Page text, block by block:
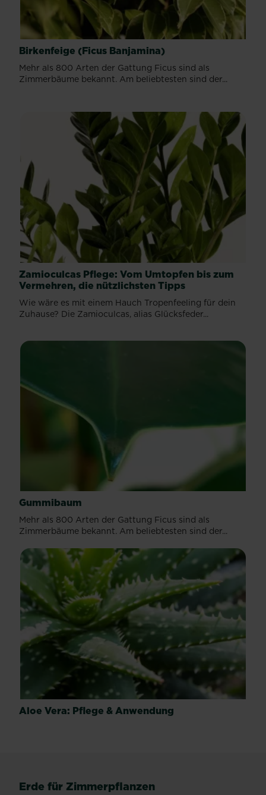
Birkenfeige (Ficus Banjamina)
Mehr als 800 Arten der Gattung Ficus sind als
Zimmerbäume bekannt. Am beliebtesten sind der...
Zamioculcas Pﬂege: Vom Umtopfen bis zum
Vermehren, die nützlichsten Tipps
Wie wäre es mit einem Hauch Tropenfeeling für dein
Zuhause? Die Zamioculcas, alias Glücksfeder...
Gummibaum
Mehr als 800 Arten der Gattung Ficus sind als
Zimmerbäume bekannt. Am beliebtesten sind der...
Aloe Vera: Pflege & Anwendung
Erde für Zimmerpflanzen